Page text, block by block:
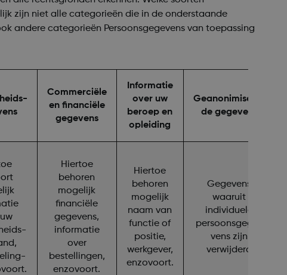
zijn niet alle categorieën die in de onderstaande
andere categorieën Persoonsgegevens van toepassing
Commerciële
en financiële
gegevens
Informatie
over uw
beroep en
opleiding
Geanonimiseer-
de gegevens
Hiertoe
behoren
mogelijk
financiële
gegevens,
informatie
over
bestellingen,
enzovoort.
Hiertoe
behoren
mogelijk
naam van
functie of
positie,
werkgever,
enzovoort.
Gegevens
waaruit
individuele
persoonsgege-
vens zijn
verwijderd